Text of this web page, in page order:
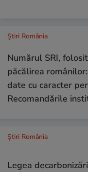
Știri România
Numărul SRI,
păcălirea
date cu caracter
Recomandările
Știri România
Legea